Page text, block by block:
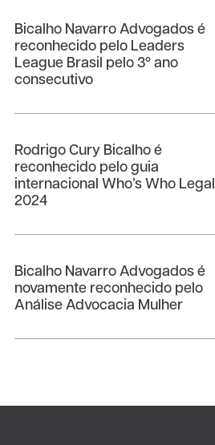
Bicalho Navarro Advogados é
reconhecido pelo Leaders
League Brasil pelo 3º ano
consecutivo
Rodrigo Cury Bicalho é
reconhecido pelo guia
internacional Who’s Who Legal
2024
Bicalho Navarro Advogados é
novamente reconhecido pelo
Análise Advocacia Mulher